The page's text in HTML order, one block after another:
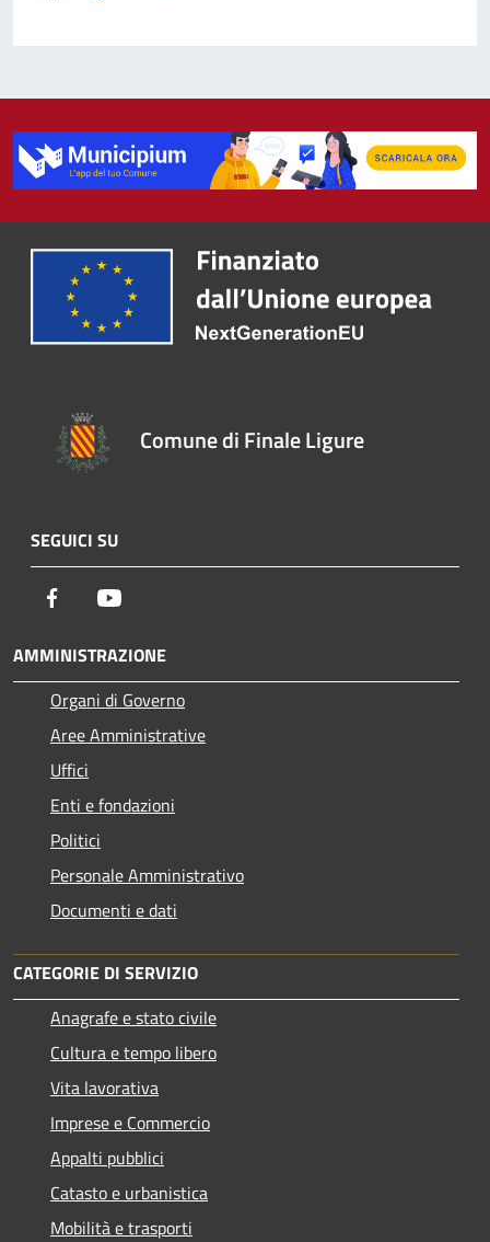
Comune di Finale Ligure
SEGUICI SU
Facebook
AMMINISTRAZIONE
Organi di Governo
Aree Amministrative
Uffici
Enti e fondazioni
Politici
Personale Amministrativo
Documenti e dati
CATEGORIE DI SERVIZIO
Anagrafe e stato civile
Cultura e tempo libero
Vita lavorativa
Imprese e Commercio
Appalti pubblici
Catasto e urbanistica
Mobilità e trasporti